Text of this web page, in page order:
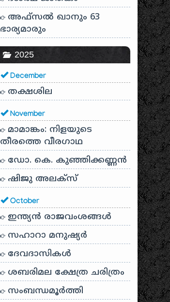
അഫ്സൽ ഖാനും 63
ഭാര്യമാരും
2025
December
തക്ഷശില
November
മാമാങ്കം: നിളയുടെ
തീരത്തെ വീരഗാഥ
ഡോ. കെ. കുഞ്ഞിക്കണ്ണൻ
ഷിജു അലക്സ്
October
ഇന്ത്യൻ രാജവംശങ്ങൾ
സഹാറാ മനുഷ്യർ
ദേവദാസികൾ
ശബരിമല ക്ഷേത്ര ചരിത്രം
സംബന്ധമൂർത്തി